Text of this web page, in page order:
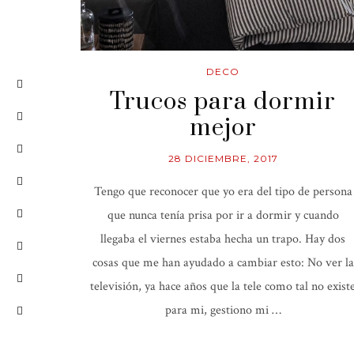
DECO
Trucos para dormir
mejor
28 DICIEMBRE, 2017
Tengo que reconocer que yo era del tipo de persona
que nunca tenía prisa por ir a dormir y cuando
llegaba el viernes estaba hecha un trapo. Hay dos
cosas que me han ayudado a cambiar esto: No ver la
televisión, ya hace años que la tele como tal no
para mi, gestiono mi …